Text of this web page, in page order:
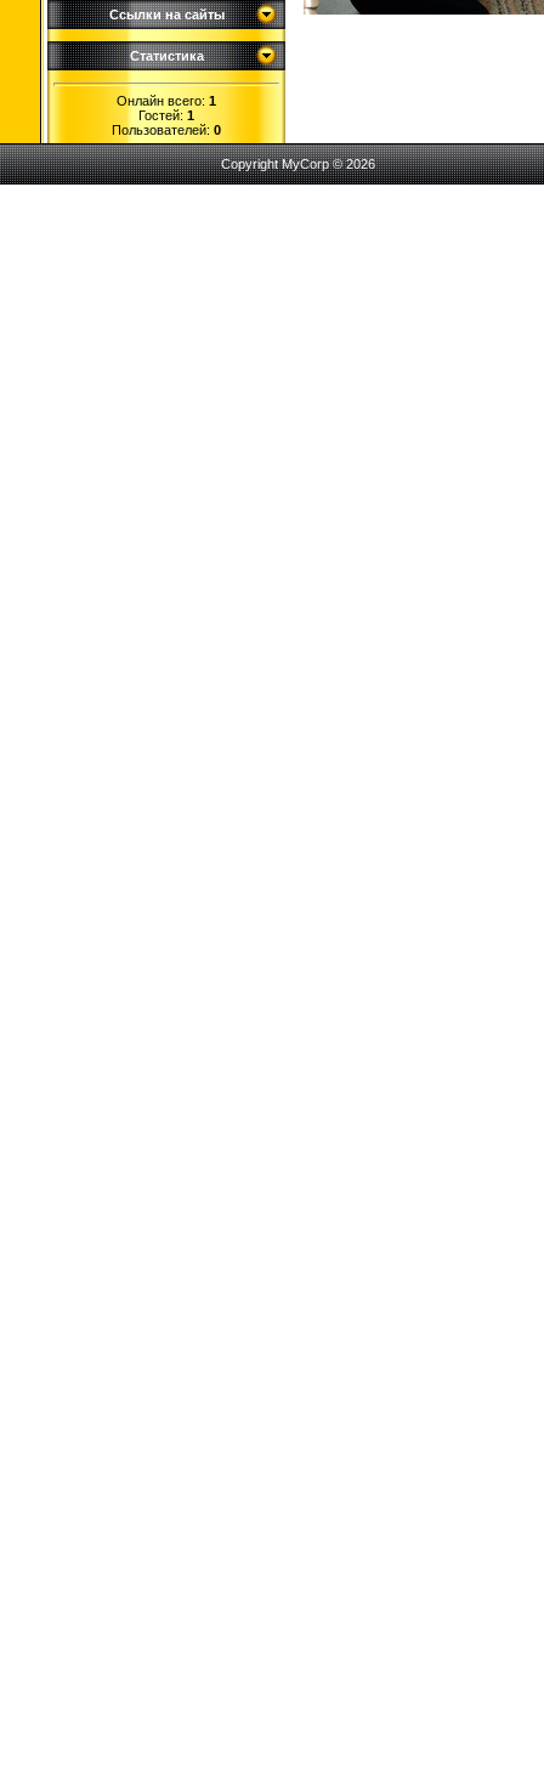
Ссылки на сайты
Статистика
Онлайн всего: 1
Гостей: 1
Пользователей: 0
Copyright MyCorp © 2026